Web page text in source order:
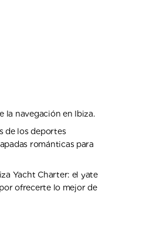
la navegación en Ibiza.
de los deportes
románticas para
Yacht Charter: el yate
ofrecerte lo mejor de